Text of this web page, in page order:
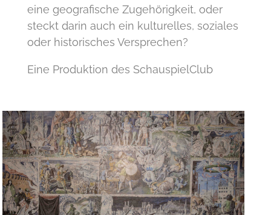
eine geografische Zugehörigkeit, oder
steckt darin auch ein kulturelles, soziales
oder historisches Versprechen?
Eine Produktion des SchauspielClub